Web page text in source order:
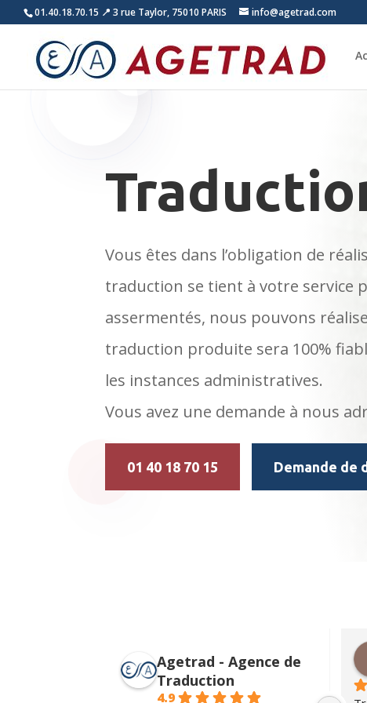
01.40.18.70.15 📍 3 rue Taylor, 75010 PARIS info@agetrad.com
Vous êtes dans l’obligation de
traduction se tient à votre service
assermentés, nous pouvons
traduction produite sera 100%
les instances administratives.
Vous avez une demande à nous
01 40 18 70 15 Demande de
Agetrad - Agence de
Traduction
4.9